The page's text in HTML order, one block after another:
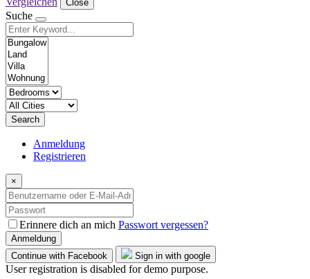
Close
Suche
Search
Anmeldung
Registrieren
×
Erinnere dich an mich Passwort vergessen?
Anmeldung
Continue with Facebook
Sign in with google
User registration is disabled for demo purpose.